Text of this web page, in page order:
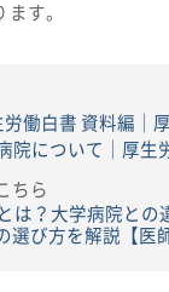
す。
働白書 資料編｜
院について｜厚生
ちら
は？大学病院との
選び方を解説【医